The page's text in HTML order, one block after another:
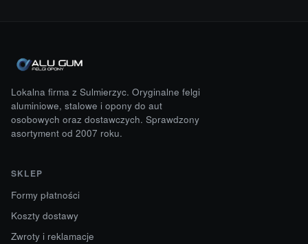
Lokalna firma z Sulmierzyc. Oryginalne felgi
aluminiowe, stalowe i opony do aut
osobowych oraz dostawczych. Sprawdzony
asortyment od 2007 roku.
SKLEP
Formy płatności
Koszty dostawy
Zwroty i reklamacje